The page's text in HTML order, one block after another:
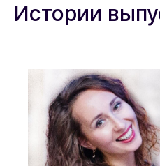
Истории